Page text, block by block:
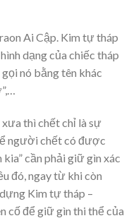
Ai Cập. Kim tự tháp
dạng của chiếc tháp
nó bằng tên khác
thì chết chỉ là sự
người chết có được
cần phải giữ gìn xác
đó, ngay từ khi còn
Kim tự tháp –
cố để giữ gìn thi thể của